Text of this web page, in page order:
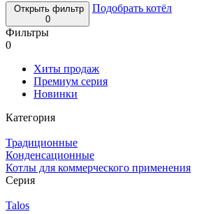
Открыть фильтр
0
Подобрать котёл
Фильтры
0
Хиты продаж
Премиум серия
Новинки
Категория
Традиционные
Конденсационные
Котлы для коммерческого применения
Серия
Talos